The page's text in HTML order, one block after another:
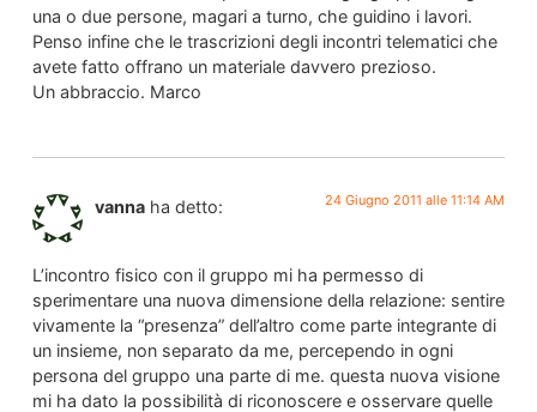
una o due persone, magari a turno, che guidino i lavori.
Penso infine che le trascrizioni degli incontri telematici che
avete fatto offrano un materiale davvero prezioso.
Un abbraccio. Marco
vanna ha detto: 24 Giugno 2011 alle 11:14 AM
L’incontro fisico con il gruppo mi ha permesso di
sperimentare una nuova dimensione della relazione: sentire
vivamente la “presenza” dell’altro come parte integrante di
un insieme, non separato da me, percependo in ogni
persona del gruppo una parte di me. questa nuova visione
mi ha dato la possibilità di riconoscere e osservare quelle